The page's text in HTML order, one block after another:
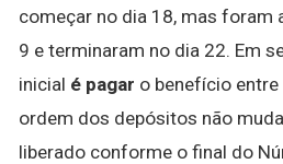
começar no dia 18, mas foram
9 e terminaram no dia 22. Em
inicial é pagar o benefício
ordem dos depósitos não
liberado conforme o final do